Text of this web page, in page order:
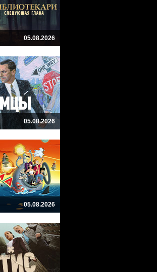
05.08.2026
05.08.2026
05.08.2026